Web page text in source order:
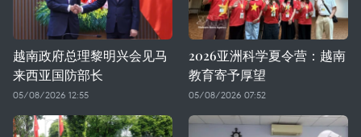
越南政府总理黎明兴会见马
来西亚国防部长
05/08/2026 12:55
2026亚洲科学夏令营：越南
教育寄予厚望
05/08/2026 07:52